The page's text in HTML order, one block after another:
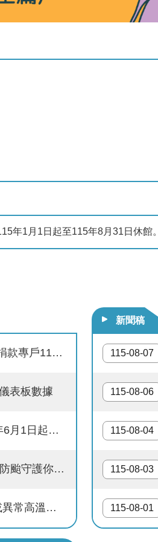
年1月1日起至115年8月31日休館。
許可，違者處以罰緩
來
年度收支情形公告
表板數據
心中山線形公園周邊商圈實施禁菸。
護你我安全
用並妥善回收！
新聞稿
115-08-07
115-08-06
115-08-04
115-08-03
115-08-01